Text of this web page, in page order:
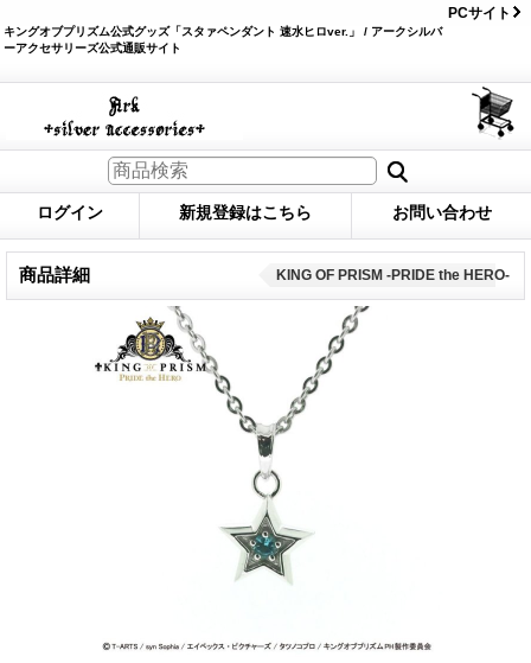
キングオブプリズム公式グッズ「スタァペンダント 速水ヒロver.」 / アークシルバ
ーアクセサリーズ公式通販サイト
PCサイト
ログイン 新規登録はこちら お問い合わせ
商品詳細 KING OF PRISM -PRIDE the HERO-